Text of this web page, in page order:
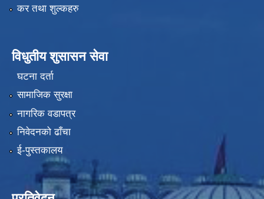
कर तथा शुल्कहरु
विधुतीय शुसासन सेवा
घटना दर्ता
सामाजिक सुरक्षा
नागरिक वडापत्र
निवेदनको ढाँचा
ई-पुस्तकालय